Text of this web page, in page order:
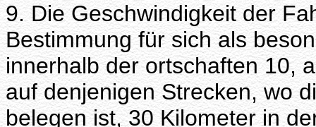
9. Die Geschwindigkeit der
Bestimmung für sich als
innerhalb der ortschaften 10,
auf denjenigen Strecken, wo
belegen ist, 30 Kilometer in